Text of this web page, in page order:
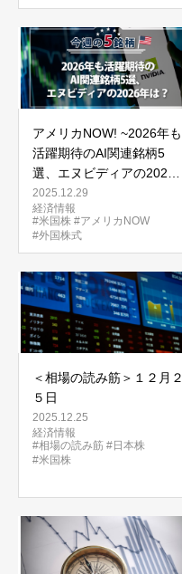
アメリカNOW! ~2026年も
活躍期待のAI関連銘柄5
選、エヌビディアの2026
年は？~
2025.12.29
経済情報
#米国株 #アメリカNOW
#外国株式
＜相場の読み筋＞１２月２
５日
2025.12.25
経済情報
#相場の読み筋 #日本株
#米国株